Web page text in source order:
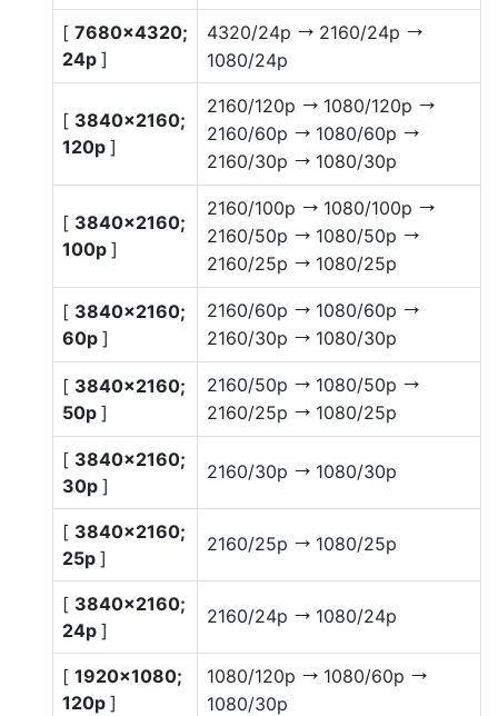
[ 7680×4320;
24p ]
4320/24p V 2160/24p V
1080/24p
[ 3840×2160;
120p ]
2160/120p V 1080/120p V
2160/60p V 1080/60p V
2160/30p V 1080/30p
[ 3840×2160;
100p ]
2160/100p V 1080/100p V
2160/50p V 1080/50p V
2160/25p V 1080/25p
[ 3840×2160;
60p ]
2160/60p V 1080/60p V
2160/30p V 1080/30p
[ 3840×2160;
50p ]
2160/50p V 1080/50p V
2160/25p V 1080/25p
[ 3840×2160;
30p ]
2160/30p V 1080/30p
[ 3840×2160;
25p ]
2160/25p V 1080/25p
[ 3840×2160;
24p ]
2160/24p V 1080/24p
[ 1920×1080;
120p ]
1080/120p V 1080/60p V
1080/30p